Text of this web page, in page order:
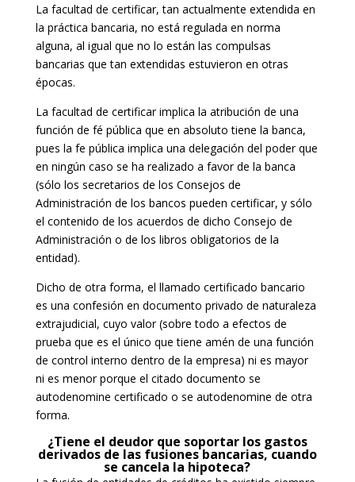
La facultad de certificar, tan actualmente extendida en
la práctica bancaria, no está regulada en norma
alguna, al igual que no lo están las compulsas
bancarias que tan extendidas estuvieron en otras
épocas.
La facultad de certificar implica la atribución de una
función de fé pública que en absoluto tiene la banca,
pues la fe pública implica una delegación del poder que
en ningún caso se ha realizado a favor de la banca
(sólo los secretarios de los Consejos de
Administración de los bancos pueden certificar, y sólo
el contenido de los acuerdos de dicho Consejo de
Administración o de los libros obligatorios de la
entidad).
Dicho de otra forma, el llamado certificado bancario
es una confesión en documento privado de naturaleza
extrajudicial, cuyo valor (sobre todo a efectos de
prueba que es el único que tiene amén de una función
de control interno dentro de la empresa) ni es mayor
ni es menor porque el citado documento se
autodenomine certificado o se autodenomine de otra
forma.
¿Tiene el deudor que soportar los gastos
derivados de las fusiones bancarias, cuando
se cancela la hipoteca?